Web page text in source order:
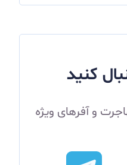
کنید
و آفرهای ویژه